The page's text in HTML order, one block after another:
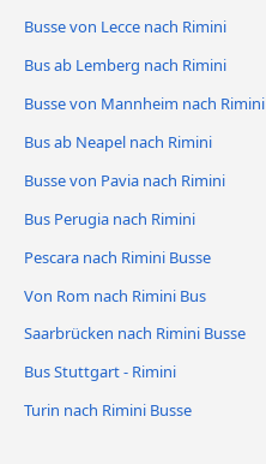
Busse von Lecce nach Rimini
Bus ab Lemberg nach Rimini
Busse von Mannheim nach Rimini
Bus ab Neapel nach Rimini
Busse von Pavia nach Rimini
Bus Perugia nach Rimini
Pescara nach Rimini Busse
Von Rom nach Rimini Bus
Saarbrücken nach Rimini Busse
Bus Stuttgart - Rimini
Turin nach Rimini Busse